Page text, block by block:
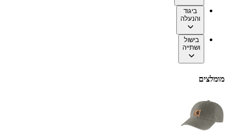
ביגוד
והנעלה
בישול
ושתייה
מומלצים